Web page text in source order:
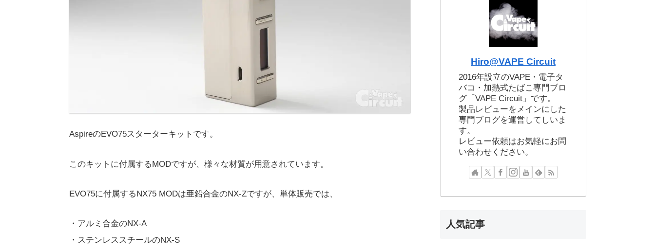
AspireのEVO75スターターキットです。
このキットに付属するMODですが、様々な材質が用意されています。
EVO75に付属するNX75 MODは亜鉛合金のNX-Zですが、単体販売では、
・アルミ合金のNX-A
・ステンレススチールのNX-S
Hiro@VAPE Circuit
2016年設立のVAPE・電子タ
バコ・加熱式たばこ専門ブロ
グ「VAPE Circuit」です。
製品レビューをメインにした
専門ブログを運営してしいま
す。
レビュー依頼はお気軽にお問
い合わせください。
人気記事